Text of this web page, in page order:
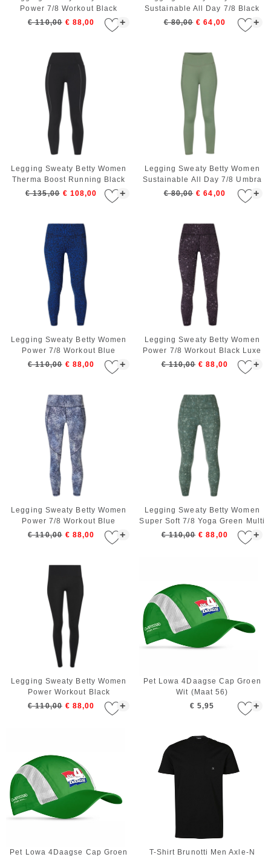
+
Power 7/8 Workout Black
€ 110,00 € 88,00 +
Sustainable All Day 7/8 Black
€ 80,00 € 64,00
+
Legging Sweaty Betty Women
Therma Boost Running Black
€ 135,00 € 108,00 +
Legging Sweaty Betty Women
Sustainable All Day 7/8 Umbra
Green
€ 80,00 € 64,00
+
Legging Sweaty Betty Women
Power 7/8 Workout Blue
Painted Animal
€ 110,00 € 88,00 +
Legging Sweaty Betty Women
Power 7/8 Workout Black Luxe
Leopard
€ 110,00 € 88,00
+
Legging Sweaty Betty Women
Power 7/8 Workout Blue
Speckle
€ 110,00 € 88,00 +
Legging Sweaty Betty Women
Super Soft 7/8 Yoga Green Multi
Speckle
€ 110,00 € 88,00
+
Legging Sweaty Betty Women
Power Workout Black
€ 110,00 € 88,00 +
Pet Lowa 4Daagse Cap Groen
Wit (Maat 56)
€ 5,95
Pet Lowa 4Daagse Cap Groen
T-Shirt Brunotti Men Axle-N